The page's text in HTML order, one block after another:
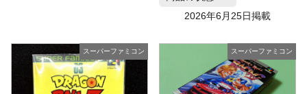
2026年6月25日掲載
スーパーファミコン スーパーファミコン